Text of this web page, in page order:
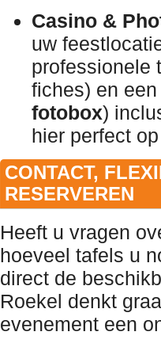
Casino &
uw
professionele
fiches) en
fotobox)
hier perfect
CONTACT,
RESERVEREN
Heeft u vragen
hoeveel tafels u
direct de
Roekel denkt
evenement een